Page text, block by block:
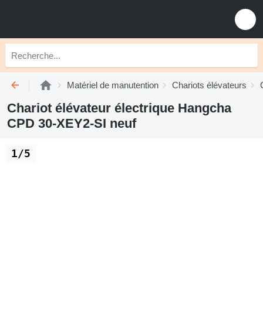
Matériel de manutention Chariots élévateurs
Chariot élévateur électrique Hangcha
CPD 30-XEY2-SI neuf
1/5